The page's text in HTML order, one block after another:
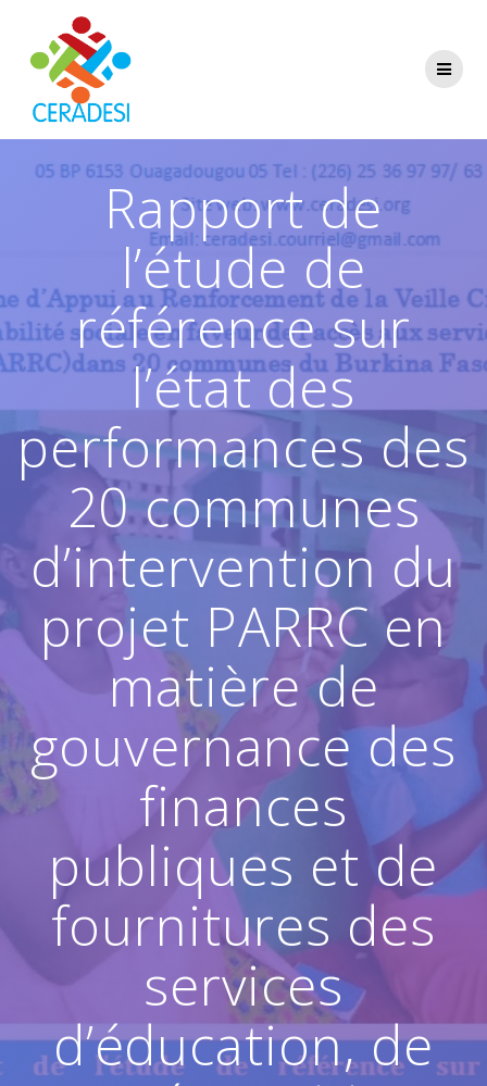
Rapport de
l’étude de
référence sur
l’état des
performances des
20 communes
d’intervention du
projet PARRC en
matière de
gouvernance des
finances
publiques et de
fournitures des
services
d’éducation, de